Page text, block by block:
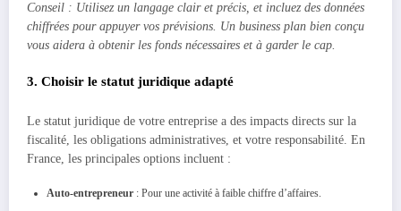
Conseil : Utilisez un langage clair et précis, et incluez des données
chiffrées pour appuyer vos prévisions. Un business plan bien conçu
vous aidera à obtenir les fonds nécessaires et à garder le cap.
3. Choisir le statut juridique adapté
Le statut juridique de votre entreprise a des impacts directs sur la
fiscalité, les obligations administratives, et votre responsabilité. En
France, les principales options incluent :
Auto-entrepreneur : Pour une activité à faible chiffre d’affaires.